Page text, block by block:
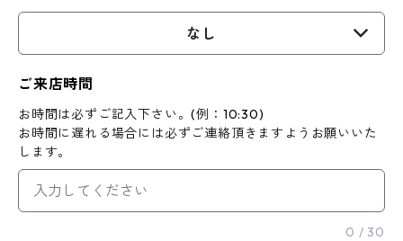
なし
ご来店時間
お時間は必ずご記入下さい。(例：10:30)
お時間に遅れる場合には必ずご連絡頂きますようお願いいた
します。
0 / 30